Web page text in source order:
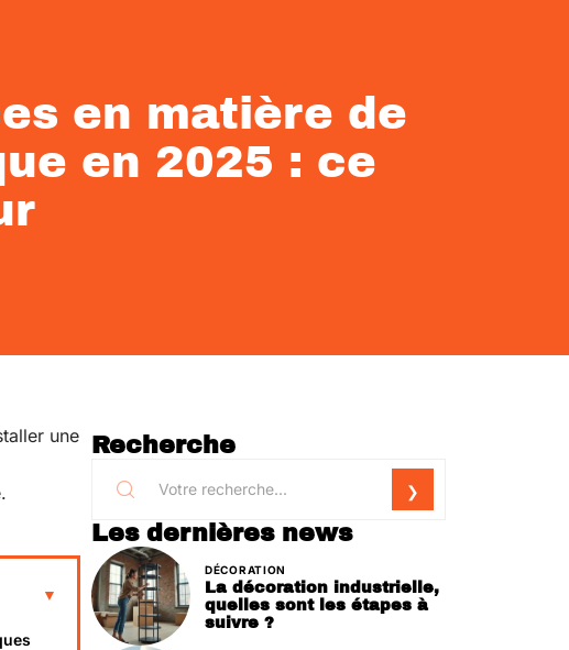
en matière de
en 2025 : ce
une
Recherche
Les dernières news
DÉCORATION
La décoration industrielle,
quelles sont les étapes à
suivre ?